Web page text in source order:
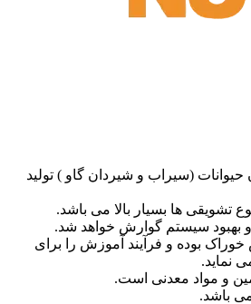
حیوانات (سیراب و شیردان گاو ) تولید
تشویقی ها بسیار بالا می باشد.
سیستم گوارش خواهد شد.
خوراک بوده و فرآیند آموزش را برای
نماید.
و مواد معدنی است.
باشد.